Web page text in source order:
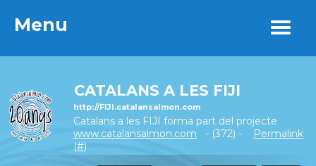
Menu
CATALANS A LES FIJI
http://FIJI.catalansalmon.com
Catalans a les FIJI forma part del projecte
www.catalansalmon.com - (372) -
Permalink
(#)
Menu